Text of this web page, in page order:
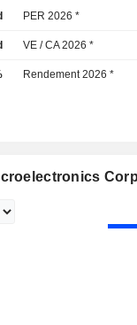
PER 2026 *
VE / CA 2026 *
Rendement 2026 *